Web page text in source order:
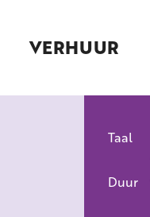
VERHUUR
Taal
Duur